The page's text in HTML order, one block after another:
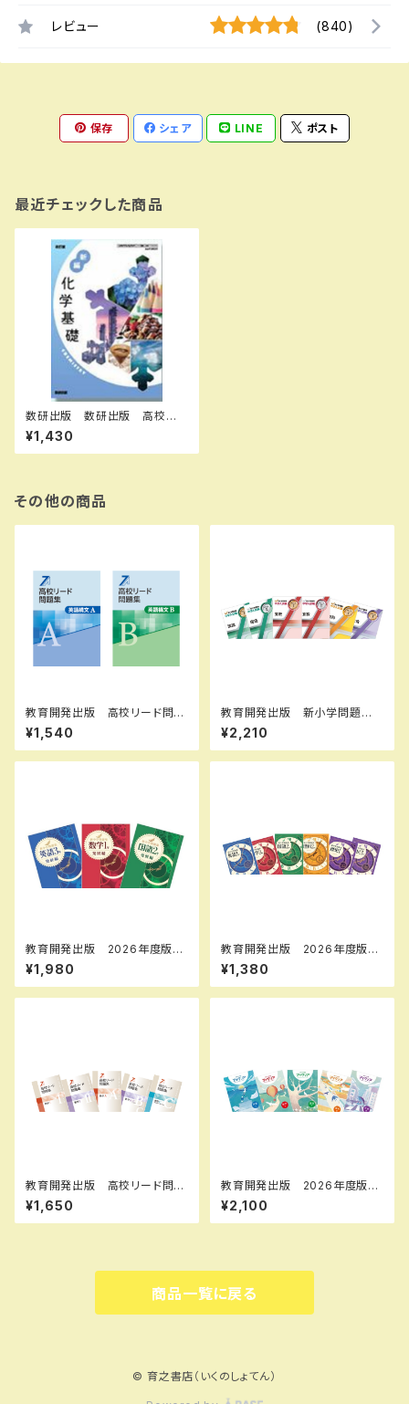
レビュー (840)
保存 シェア LINE ポスト
最近チェックした商品
数研出版 数研出版 高校教
科書 改訂版 新編 化学基
礎 ［教番：化基104-903］
新品 ISBN：978441081247
¥1,430
その他の商品
教育開発出版 高校リード問題
集 英語構文 A ，英語構文 B
2026年度版 各科目（選択くだ
さい） 新品完全セット ISBN
¥1,540
教育開発出版 新小学問題
集 中学入試編 国語 Ⅰ，
Ⅱ，Ⅲ 2026年度版 各学年
（選択ください） 問題集本体と
¥2,210
教育開発出版 2026年度版
新中学問題集 国語 中1～3
発展編 各学年（選択くださ
い） 新品完全セット
¥1,980
教育開発出版 2026年度版
新中学問題集 地理・歴史 標
準編 各学年（選択ください）
新品完全セット
¥1,380
教育開発出版 高校リード問題
集 数学 II , B＋C 2026年度
版 各科目（選択ください） 新
品完全セット ISBN なし 0
¥1,650
教育開発出版 2026年度版
マイクリア数学 中1～3 各学
年（選択ください） 問題集本体
と別冊解答つき 新品完全セッ
¥2,100
商品一覧に戻る
© 育之書店（いくのしょてん）